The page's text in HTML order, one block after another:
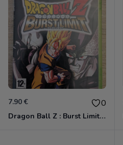
7.90 € 0
Dragon Ball Z : Burst Limit Xbox 360